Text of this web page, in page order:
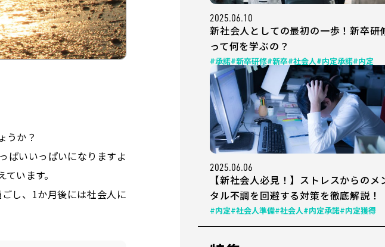
うか？
ぱいいっぱいになりますよ
います。
し、1か月後には社会人に
2025.06.10
新社会人としての最初の一歩！新卒研
って何を学ぶの？
#承諾#新卒研修#新卒#社会人#内定承諾#内定
2025.06.06
【新社会人必見！】ストレスからのメ
タル不調を回避する対策を徹底解説！
#内定#社会人準備#社会人#内定承諾#内定獲得